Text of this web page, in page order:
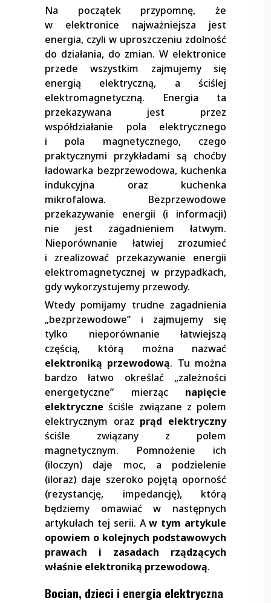
Na początek przypomnę, że
w elektronice najważniejsza jest
energia, czyli w uproszczeniu zdolność
do działania, do zmian. W elektronice
przede wszystkim zajmujemy się
energią elektryczną, a ściślej
elektromagnetyczną. Energia ta
przekazywana jest przez
współdziałanie pola elektrycznego
i pola magnetycznego, czego
praktycznymi przykładami są choćby
ładowarka bezprzewodowa, kuchenka
indukcyjna oraz kuchenka
mikrofalowa. Bezprzewodowe
przekazywanie energii (i informacji)
nie jest zagadnieniem łatwym.
Nieporównanie łatwiej zrozumieć
i zrealizować przekazywanie energii
elektromagnetycznej w przypadkach,
gdy wykorzystujemy przewody.
Wtedy pomijamy trudne zagadnienia
„bezprzewodowe” i zajmujemy się
tylko nieporównanie łatwiejszą
częścią, którą można nazwać
elektroniką przewodową. Tu można
bardzo łatwo określać „zależności
energetyczne” mierząc napięcie
elektryczne ściśle związane z polem
elektrycznym oraz prąd elektryczny
ściśle związany z polem
magnetycznym. Pomnożenie ich
(iloczyn) daje moc, a podzielenie
(iloraz) daje szeroko pojętą oporność
(rezystancję, impedancję), którą
będziemy omawiać w następnych
artykułach tej serii. Aw tym artykule
opowiem o kolejnych podstawowych
prawach i zasadach rządzących
właśnie elektroniką przewodową.
Bocian, dzieci i energia elektryczna